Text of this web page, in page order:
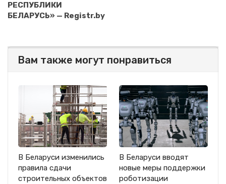
РЕСПУБЛИКИ
БЕЛАРУСЬ» — Registr.by
Вам также могут понравиться
В Беларуси изменились
правила сдачи
строительных объектов
В Беларуси вводят
новые меры поддержки
роботизации